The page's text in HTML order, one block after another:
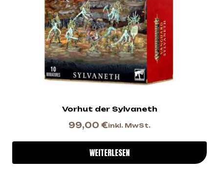
Vorhut der Sylvaneth
99,00 €inkl. MwSt.
WEITERLESEN